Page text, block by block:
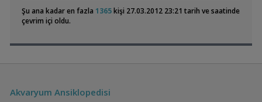
Ista Yüzey Temizleyici (surface Skimmer) I521 Amati340
11:35
Ramshorn Salyangoz (10 Adet)
Microfex( Dero Worm) & Sirke KurduAmati34011:35
Şu ana kadar en fazla 1365kişi 27.03.2012 23:21 tarih ve saatinde
çevrim içi oldu.
Akvaryum Ansiklopedisi